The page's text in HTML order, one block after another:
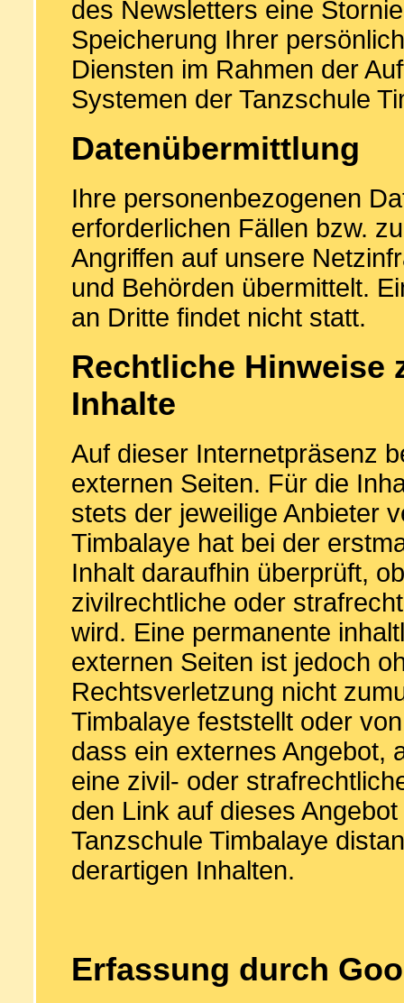
des Newsletters eine
Speicherung Ihrer
Diensten im Rahmen der
Systemen der Tanzschule
Datenübermittlung
Ihre personenbezogenen
erforderlichen Fällen bzw.
Angriffen auf unsere
und Behörden übermittelt.
an Dritte findet nicht statt.
Rechtliche Hinweise
Inhalte
Auf dieser Internetpräsenz
externen Seiten. Für die
stets der jeweilige Anbieter
Timbalaye hat bei der
Inhalt daraufhin überprüft,
zivilrechtliche oder
wird. Eine permanente
externen Seiten ist jedoch
Rechtsverletzung nicht
Timbalaye feststellt oder
dass ein externes Angebot,
eine zivil- oder
den Link auf dieses
Tanzschule Timbalaye
derartigen Inhalten.
Erfassung durch